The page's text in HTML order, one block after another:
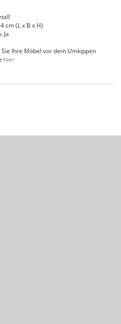
cm (L x B x H)
Ja
Ihre Möbel vor dem Umkippen
hier